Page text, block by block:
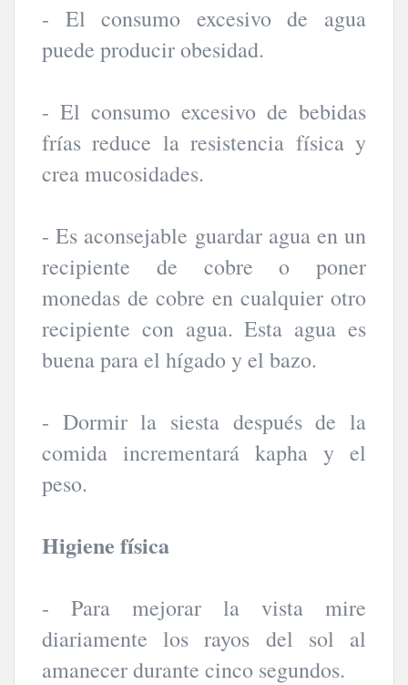
- El consumo excesivo de agua
puede producir obesidad.
- El consumo excesivo de bebidas
frías reduce la resistencia física y
crea mucosidades.
- Es aconsejable guardar agua en un
recipiente de cobre o poner
monedas de cobre en cualquier otro
recipiente con agua. Esta agua es
buena para el hígado y el bazo.
- Dormir la siesta después de la
comida incrementará kapha y el
peso.
Higiene física
- Para mejorar la vista mire
diariamente los rayos del sol al
amanecer durante cinco segundos.